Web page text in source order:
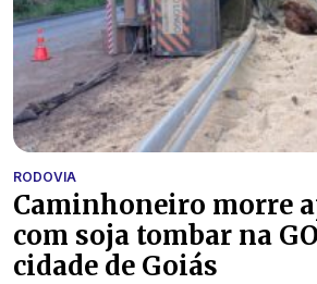
RODOVIA
Caminhoneiro morre
com soja tombar na
cidade de Goiás